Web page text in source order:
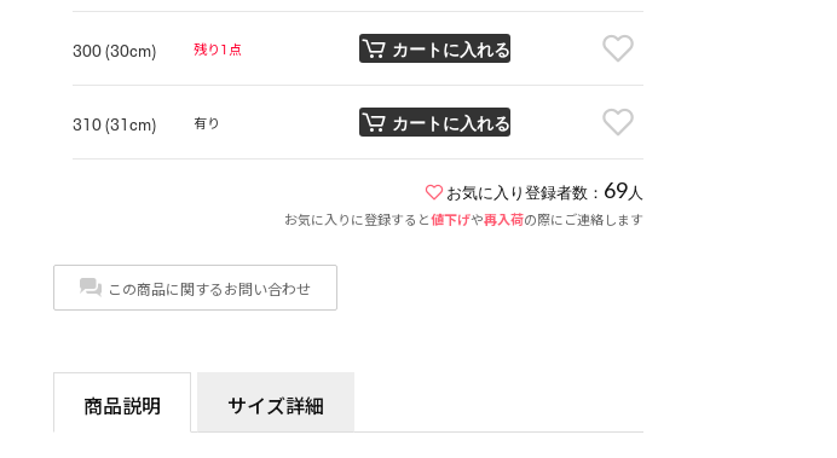
300 (30cm) 残り1点 カートに入れる
310 (31cm) 有り カートに入れる
お気に入り登録者数： 69 人
お気に入りに登録すると値下げや再入荷の際にご連絡します
この商品に関するお問い合わせ
商品説明 サイズ詳細